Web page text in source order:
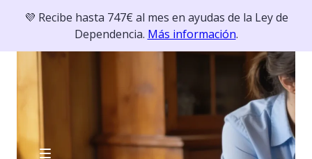
💜 Recibe hasta 747€ al mes en ayudas de la Ley de
Dependencia. Más información.